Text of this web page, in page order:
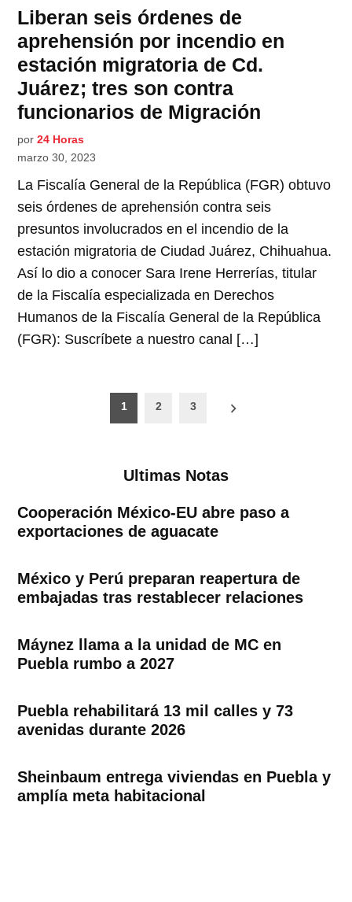
Liberan seis órdenes de
aprehensión por incendio en
estación migratoria de Cd.
Juárez; tres son contra
funcionarios de Migración
por 24 Horas
marzo 30, 2023
La Fiscalía General de la República (FGR) obtuvo
seis órdenes de aprehensión contra seis
presuntos involucrados en el incendio de la
estación migratoria de Ciudad Juárez, Chihuahua.
Así lo dio a conocer Sara Irene Herrerías, titular
de la Fiscalía especializada en Derechos
Humanos de la Fiscalía General de la República
(FGR): Suscríbete a nuestro canal […]
1 2 3
Ultimas Notas
Cooperación México-EU abre paso a
exportaciones de aguacate
México y Perú preparan reapertura de
embajadas tras restablecer relaciones
Máynez llama a la unidad de MC en
Puebla rumbo a 2027
Puebla rehabilitará 13 mil calles y 73
avenidas durante 2026
Sheinbaum entrega viviendas en Puebla y
amplía meta habitacional